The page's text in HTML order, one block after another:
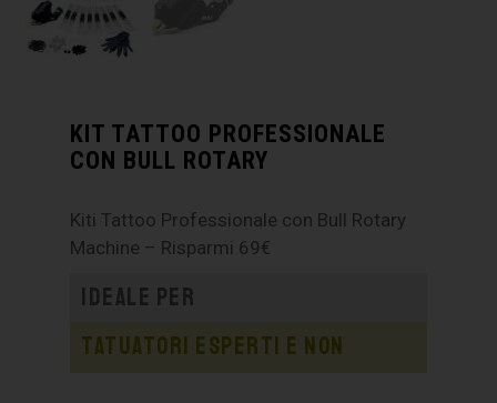
KIT TATTOO PROFESSIONALE
CON BULL ROTARY
Kiti Tattoo Professionale con Bull Rotary
Machine – Risparmi 69€
Ideale per
Tatuatori esperti e non